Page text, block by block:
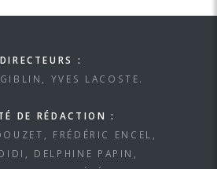
DIRECTEURS :
YVES LACOSTE.
DE RÉDACTION :
FRÉDÉRIC ENCEL,
DELPHINE PAPIN,